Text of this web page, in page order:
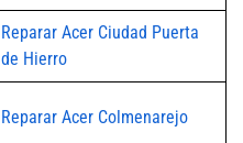
Reparar Acer Ciudad Puerta
de Hierro
Reparar Acer Colmenarejo